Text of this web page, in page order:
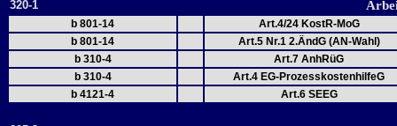
320-1
b 801-14
Art.4/24 KostR-MoG
b 801-14
Art.5 Nr.1 2.ÄndG (AN-Wahl)
b 310-4
Art.7 AnhRüG
b 310-4
Art.4 EG-ProzesskostenhilfeG
b 4121-4
Art.6 SEEG